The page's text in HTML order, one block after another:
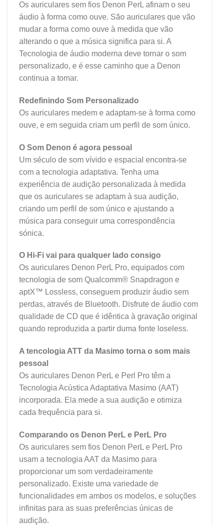
Os auriculares sem fios Denon PerL afinam o seu
áudio à forma como ouve. São auriculares que vão
mudar a forma como ouve à medida que vão
alterando o que a música significa para si. A
Tecnologia de áudio moderna deve tornar o som
personalizado, e é esse caminho que a Denon
continua a tomar.
Redefinindo Som Personalizado
Os auriculares medem e adaptam-se à forma como
ouve, e em seguida criam um perfil de som único.
O Som Denon é agora pessoal
Um século de som vívido e espacial encontra-se
com a tecnologia adaptativa. Tenha uma
experiência de audição personalizada à medida
que os auriculares se adaptam à sua audição,
criando um perfil de som único e ajustando a
música para conseguir uma correspondência
sónica.
O Hi-Fi vai para qualquer lado consigo
Os auriculares Denon PerL Pro, equipados com
tecnologia de som Qualcomm® Snapdragon e
aptX™ Lossless, conseguem produzir áudio sem
perdas, através de Bluetooth. Disfrute de áudio com
qualidade de CD que é idêntica à gravação original
quando reproduzida a partir duma fonte loseless.
A tencologia ATT da Masimo torna o som mais
pessoal
Os auriculares Denon PerL e Perl Pro têm a
Tecnologia Acústica Adaptativa Masimo (AAT)
incorporada. Ela mede a sua audição e otimiza
cada frequência para si.
Comparando os Denon PerL e PerL Pro
Os auriculares sem fios Denon PerL e PerL Pro
usam a tecnologia AAT da Masimo para
proporcionar um som verdadeiramente
personalizado. Existe uma variedade de
funcionalidades em ambos os modelos, e soluções
infinitas para as suas preferências únicas de
audição.